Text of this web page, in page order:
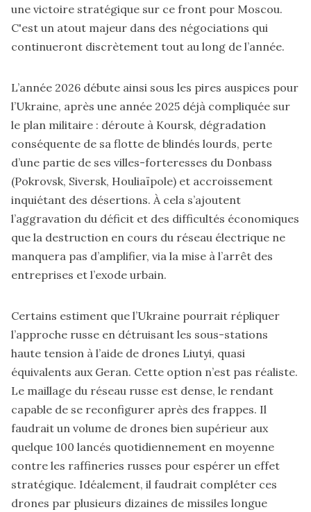
une victoire stratégique sur ce front pour Moscou.
C'est un atout majeur dans des négociations qui
continueront discrètement tout au long de l’année.
L’année 2026 débute ainsi sous les pires auspices pour
l’Ukraine, après une année 2025 déjà compliquée sur
le plan militaire : déroute à Koursk, dégradation
conséquente de sa flotte de blindés lourds, perte
d’une partie de ses villes-forteresses du Donbass
(Pokrovsk, Siversk, Houliaïpole) et accroissement
inquiétant des désertions. À cela s’ajoutent
l’aggravation du déficit et des difficultés économiques
que la destruction en cours du réseau électrique ne
manquera pas d’amplifier, via la mise à l’arrêt des
entreprises et l’exode urbain.
Certains estiment que l’Ukraine pourrait répliquer
l’approche russe en détruisant les sous-stations
haute tension à l’aide de drones Liutyi, quasi
équivalents aux Geran. Cette option n’est pas réaliste.
Le maillage du réseau russe est dense, le rendant
capable de se reconfigurer après des frappes. Il
faudrait un volume de drones bien supérieur aux
quelque 100 lancés quotidiennement en moyenne
contre les raffineries russes pour espérer un effet
stratégique. Idéalement, il faudrait compléter ces
drones par plusieurs dizaines de missiles longue